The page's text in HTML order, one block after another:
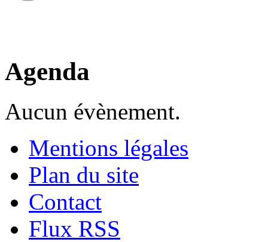
Agenda
Aucun évènement.
Mentions légales
Plan du site
Contact
Flux RSS